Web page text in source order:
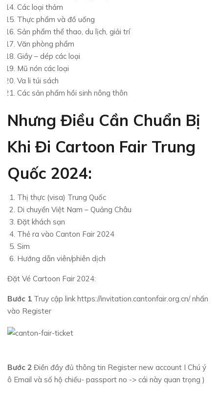
Các loại thảm
Thực phẩm và đồ uống
Sản phẩm thể thao, du lịch, giải trí
Văn phòng phẩm
Giầy – dép các loại
Mũ nón các loại
Va li túi sách
Các sản phẩm hồi sinh nông thôn
Nhưng Điều Cần Chuẩn Bị
Khi Đi Cartoon Fair Trung
Quốc 2024:
Thị thực (visa) Trung Quốc
Di chuyển Việt Nam – Quảng Châu
Đặt khách sạn
Thẻ ra vào Canton Fair 2024
Sim
Hướng dẫn viên/phiên dịch
Đặt Vé Cartoon Fair 2024:
Bước 1 Truy cập link https://invitation.cantonfair.org.cn/ nhấn
vào Register
Bước 2 Điền đầy đủ thông tin Register new account I Chú ý
ô Email và số hộ chiếu- passport no -> cái này quan trọng )